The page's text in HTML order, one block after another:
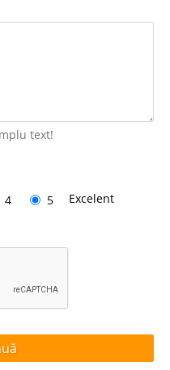
text!
4 5 Excelent